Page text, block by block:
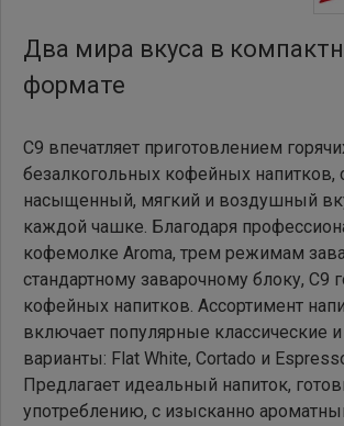
Два мира вкуса в
формате
C9 впечатляет приготовлением
безалкогольных кофейных напитков,
насыщенный, мягкий и воздушный
каждой чашке. Благодаря
кофемолке Aroma, трем режимам
стандартному заварочному блоку, C9
кофейных напитков. Ассортимент
включает популярные классические
варианты: Flat White, Cortado и
Предлагает идеальный напиток,
употреблению, с изысканно